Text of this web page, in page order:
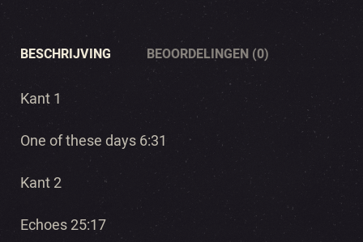
BESCHRIJVING BEOORDELINGEN (0)
Kant 1
One of these days 6:31
Kant 2
Echoes 25:17